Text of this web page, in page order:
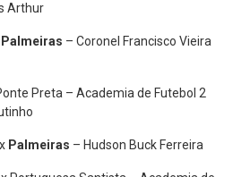
Arthur
Palmeiras – Coronel Francisco Vieira
Preta – Academia de Futebol 2
Palmeiras – Hudson Buck Ferreira